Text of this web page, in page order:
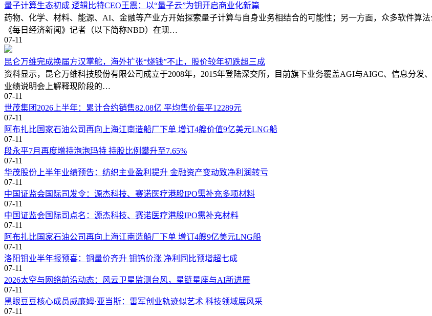
近年来，中国人寿财险持续深化科技赋能，提升保险服务质效。在多个县域及乡镇地区推广“安心防”灾害监测预警系
力。逐步完善“国寿i农图”农业保险地理信息平台及“国寿i农飞”无人机作业管理平台功能，逐步推动按图到户精准承
品种全面应用面部识别、智能点数、测长估重等技术。
各地分公司也结合当地农业生产实际，充分依托科技赋能，提升农业新质生产力。以中国人寿财险
亩农田，标志着农业保险从“灾后赔付”向“风险减量”的跨越式升级。通过该系统基于前期成功运用于眉山仁寿高标准
测、湿度调控、土壤墒情分析、灾害趋势研判五大核心模块，通过无源无线物联网技术、大数据模型与卫星遥感联动
作社借助该系统，可完成“预警-处置-救援”全链条风险管理。据悉，通过主动预警，该系统有望在同等气候条件下减少
筑牢农业生产基础 保护粮食生产安全
近两年，广东省中山市三角镇水稻田出现因鼠类动物啃食稻谷导致水稻产量减少的情况，不仅破坏稻田的生态平衡，
东中山中心支公司工作人员协助三角镇高平村的水稻种植农户做好预防鼠患的护耕工作，为200多亩水稻田投放500斤
此外，为保障农田排水渠道灌溉系统畅通，防治内涝和干旱，确保作物的正常生长，中国人寿财险中山中心支公司还
农户检查和维护农田水利设施、农田内的水泵、闸门、管道等水利设施，确保相关设备的正常运行，并清理杂草杂物，
每年春耕春种时节，农村农用车辆逐渐增多，出行频繁，保险护航春耕农用车辆成为中国人寿财险云南省分公司的重
云南省分公司积极加强农用车辆的风险保障，提高其生产服务的风险防控能力。近三年，公司为全省超10504台农用车
2015年起，主动承担起全县忙于春耕生产拖拉机的主承保工作。为确保春耕生产不受影响，工作人员全身心投入，全
放心参保。不仅如此，还贴心地开通了年检服务绿色通道，安排专人协助农户办理年检手续，耐心解答农户的疑问，
产筑牢坚实后盾，以实际行动为广袤田野上的春耕图景添上安全底色。
聚焦春耕期间用工流动频繁、风险高的痛点，中国人寿财险四川省分公司创新推出农村专属产品——农业雇主责任保
适配季节性、临时性用工特征，着力化解农业生产“用工难、保障难”现实困境。截至2024年底，已累计为数千户农户
新一年新征程，中国人寿财险将继续践行“服务国家发展大局 守护人民美好生活”的使命，以更精准的保障、更温暖的
量子计算生态初成 逻辑比特CEO王震：以“量子云”为钥开启商业化新篇
药物、化学、材料、能源、AI、金融等产业方开始探索量子计算与自身业务相结合的可能性；另一方面，众多软件算
《每日经济新闻》记者（以下简称NBD）在现…
07-11
昆仑万维完成换届方汉掌舵，海外扩张“烧钱”不止，股价较年初跌超三成
资料显示，昆仑万维科技股份有限公司成立于2008年，2015年登陆深交所，目前旗下业务覆盖AGI与AIGC、信息分
业绩说明会上解释现阶段的…
07-11
世茂集团2026上半年：累计合约销售82.08亿 平均售价每平12289元
07-11
阿布扎比国家石油公司再向上海江南造船厂下单 增订4艘价值9亿美元LNG船
07-11
段永平7月再度增持泡泡玛特 持股比例攀升至7.65%
07-11
华茂股份上半年业绩预告：纺织主业盈利提升 金融资产变动致净利润转亏
07-11
中国证监会国际司发令：源杰科技、赛诺医疗港股IPO需补充多项材料
07-11
中国证监会国际司点名：源杰科技、赛诺医疗港股IPO需补充材料
07-11
阿布扎比国家石油公司再向上海江南造船厂下单 增订4艘9亿美元LNG船
07-11
洛阳钼业半年报预喜：铜量价齐升 钼钨价涨 净利同比预增超七成
07-11
2026太空与网络前沿动态：风云卫星监测台风，星链星座与AI新进展
07-11
黑眼豆豆核心成员威廉姆·亚当斯：雷军创业轨迹似艺术 科技领域展风采
07-11